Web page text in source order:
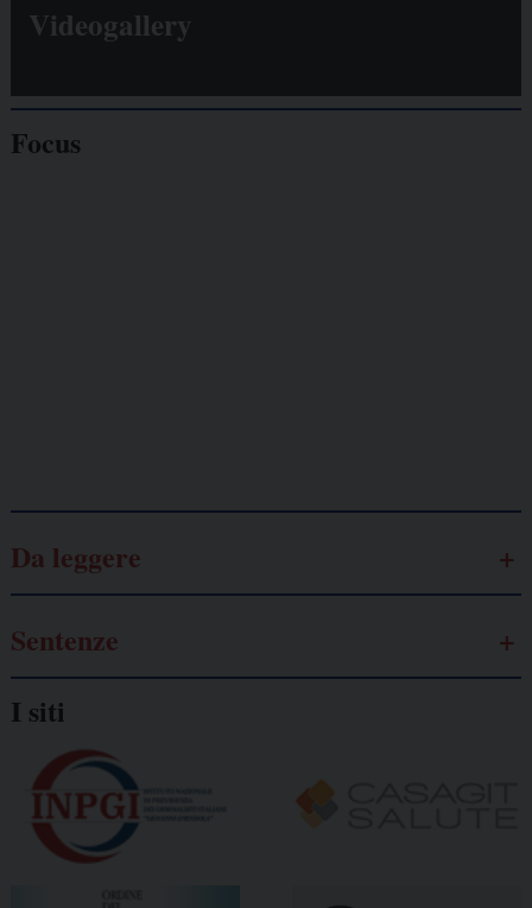
Videogallery
Focus
Da leggere
Sentenze
I siti